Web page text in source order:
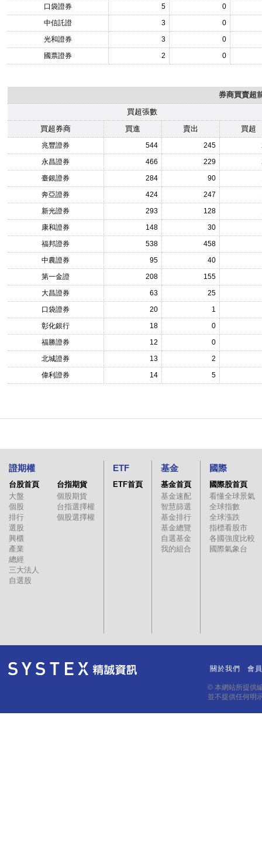
口袋證券
5
0
中信託證
3
0
光和證券
3
0
國票證券
2 0
券商買賣超
買超張數
買超券商
買進 賣出 買超
兆豐證券 544 245
永昌證券
466 229
臺銀證券
284 90
奔亞證券
424 247
新光證券
293 128
康和證券
148
30
福邦證券
538
458
中農證券
95
40
第一金證
208
155
大昌證券
63
25
口袋證券
20
1
彰化銀行
18
0
福勝證券
12
0
北城證券
13
2
偉利證券
14 5
證期權
台股首頁
大盤
個股
排行
選股
興櫃
產業
總經
三大法人
自選股
台指期貨
個股期貨
台指選擇權
個股選擇權
ETF
ETF首頁
基金
基金首頁
基金速配
智慧篩選
基金排行
基金總覽
自選基金
我的組合
國際
國際股首頁
看懂全球景氣
全球指數
全球漲跌
指標看股市
各國強度比較
國際氣象台
關於我們 會
© 本網站所提供
並不提供任何明